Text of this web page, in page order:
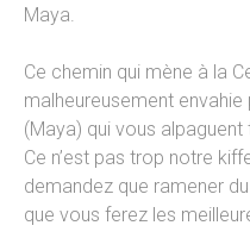
Maya.
Ce chemin qui mène à la
malheureusement envahie
(Maya) qui vous alpaguent
Ce n’est pas trop notre
demandez que ramener
que vous ferez les